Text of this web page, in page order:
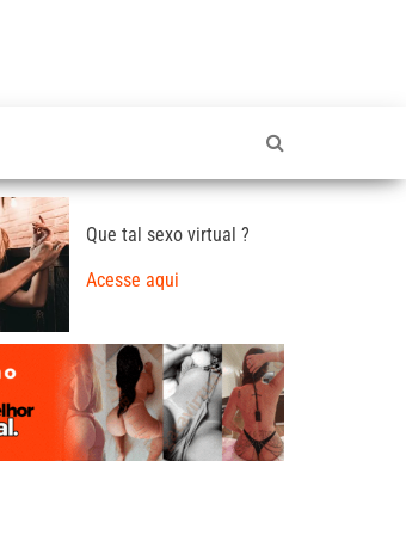
Que tal sexo virtual ?
Acesse aqui